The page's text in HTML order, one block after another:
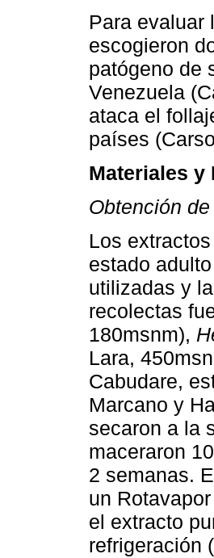
Para evaluar
escogieron
patógeno de
Venezuela
ataca el
países
Materiales y
Obtención
Los
estado
utilizadas y
recolectas
180msnm),
Lara,
Cabudare,
Marcano y
secaron a la
maceraron
2 semanas.
un
el extracto
refrigeración